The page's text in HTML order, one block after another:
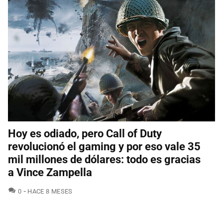
Hoy es odiado, pero Call of Duty
revolucionó el gaming y por eso vale 35
mil millones de dólares: todo es gracias
a Vince Zampella
0 COMENTARIOS
HACE 8 MESES